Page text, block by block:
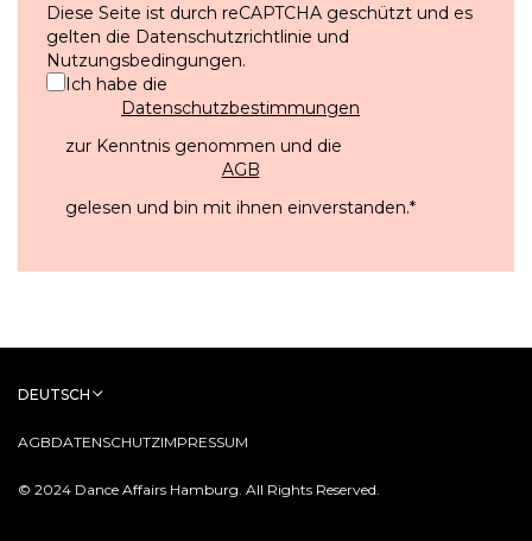
Diese Seite ist durch reCAPTCHA geschützt und es
gelten die Datenschutzrichtlinie und
Nutzungsbedingungen.
Ich habe die
Datenschutzbestimmungen
zur Kenntnis genommen und die
AGB
gelesen und bin mit ihnen einverstanden.*
© 2024 Dance Affairs Hamburg. All Rights Reserved.
AGBDATENSCHUTZIMPRESSUM
DEUTSCH